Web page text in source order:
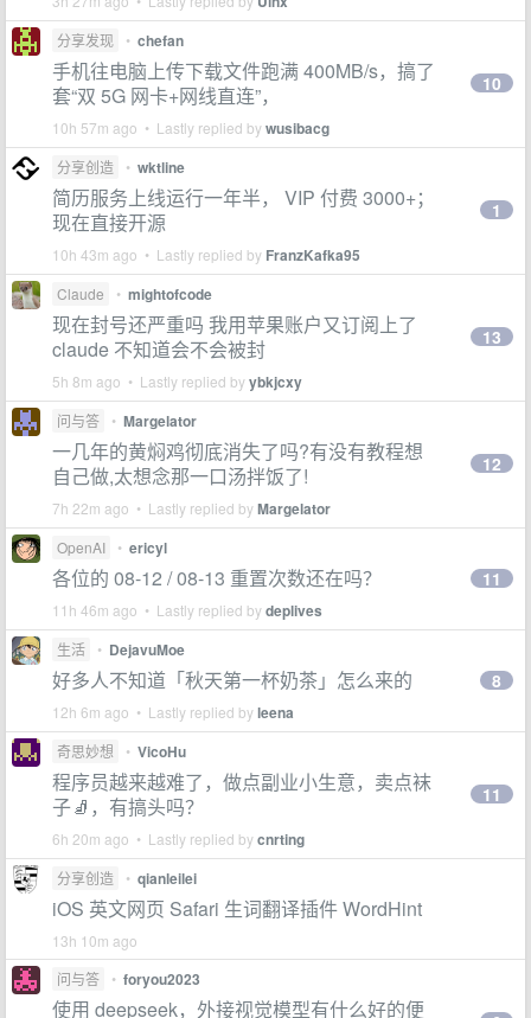
分享发现 • chefan
手机往电脑上传下载文件跑满 400MB/s，搞了
套“双 5G 网卡+网线直连”，
10h 57m ago • Lastly replied bywusibacg
10
分享创造 • wktline
简历服务上线运行一年半， VIP 付费 3000+；
现在直接开源
10h 43m ago • Lastly replied by FranzKafka95
1
Claude • mightofcode
现在封号还严重吗 我用苹果账户又订阅上了
claude 不知道会不会被封
5h 8m ago • Lastly replied byybkjcxy
13
问与答 • Margelator
一几年的黄焖鸡彻底消失了吗?有没有教程想
自己做,太想念那一口汤拌饭了!
7h 22m ago • Lastly replied byMargelator
12
OpenAI • ericyl
各位的 08-12 / 08-13 重置次数还在吗？
11h 46m ago • Lastly replied bydeplives
11
生活 • DejavuMoe
好多人不知道「秋天第一杯奶茶」怎么来的
12h 6m ago • Lastly replied byleena
8
奇思妙想 • VicoHu
程序员越来越难了，做点副业小生意，卖点袜
子🧦，有搞头吗？
6h 20m ago • Lastly replied bycnrting
11
分享创造 • qianleilei
iOS 英文网页 Safari 生词翻译插件 WordHint
13h 10m ago
问与答
• foryou2023
使用 deepseek，外接视觉模型有什么好的便